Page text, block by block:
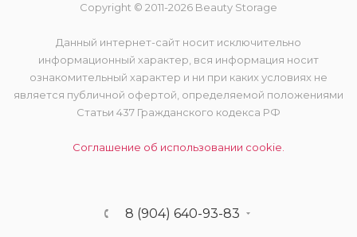
Copyright © 2011-2026 Beauty Storage
Данный интернет-сайт носит исключительно
информационный характер, вся информация носит
ознакомительный характер и ни при каких условиях не
является публичной офертой, определяемой положениями
Статьи 437 Гражданского кодекса РФ
Соглашение об использовании cookie.
8 (904) 640-93-83